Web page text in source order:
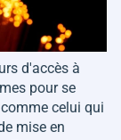
d'accès à
pour se
celui qui
mise en